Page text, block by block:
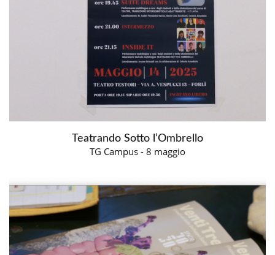
Teatrando Sotto l’Ombrello
TG Campus - 8 maggio